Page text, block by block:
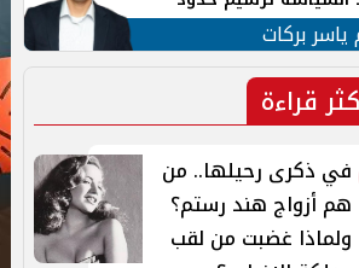
القومي العربي
ياسر بركات
قراءة
في ذكرى رحيلها.. من
هم أزواج هند رستم؟
ولماذا غضبت من لقب